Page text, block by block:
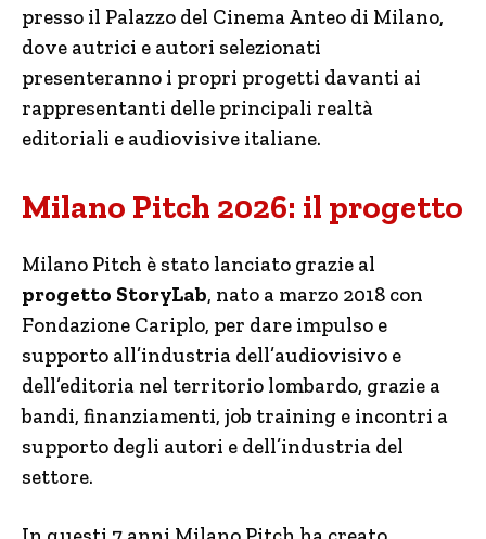
presso il Palazzo del Cinema Anteo di Milano,
dove autrici e autori selezionati
presenteranno i propri progetti davanti ai
rappresentanti delle principali realtà
editoriali e audiovisive italiane.
Milano Pitch 2026: il progetto
Milano Pitch è stato lanciato grazie al
progetto StoryLab, nato a marzo 2018 con
Fondazione Cariplo, per dare impulso e
supporto all’industria dell’audiovisivo e
dell’editoria nel territorio lombardo, grazie a
bandi, finanziamenti, job training e incontri a
supporto degli autori e dell’industria del
settore.